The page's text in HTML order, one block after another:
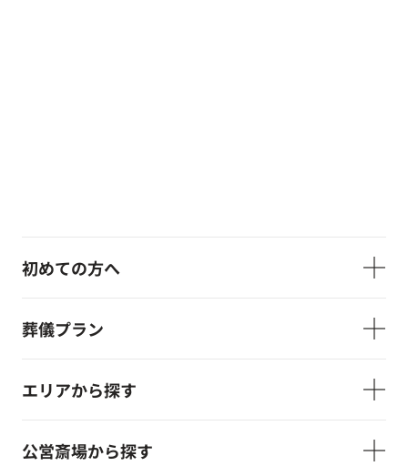
初めての方へ
葬儀プラン
エリアから探す
公営斎場から探す